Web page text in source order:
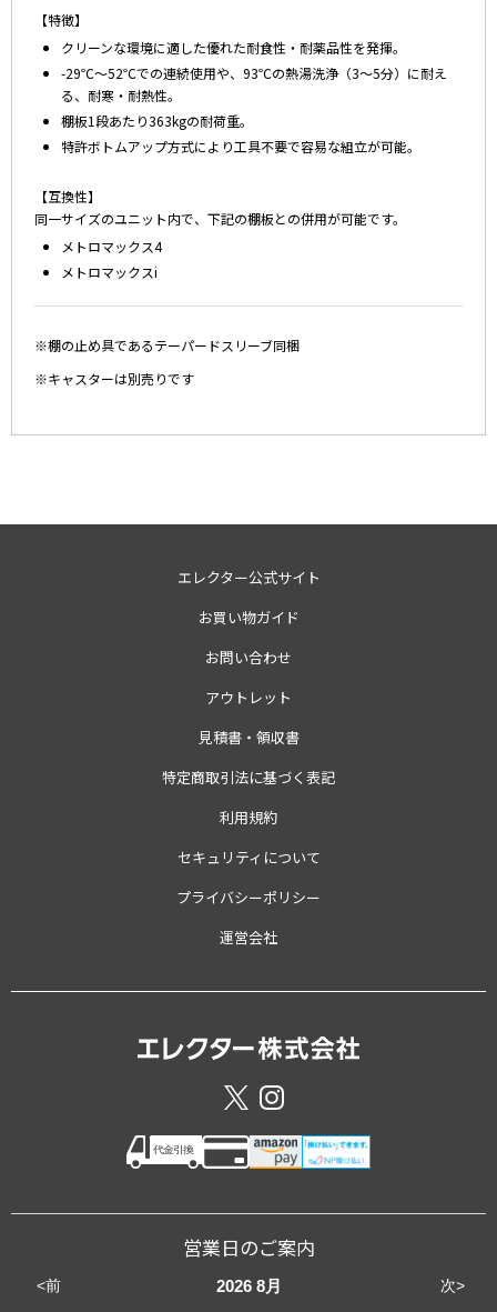
【特徴】
クリーンな環境に適した優れた耐食性・耐薬品性を発揮。
-29℃～52℃での連続使用や、93℃の熱湯洗浄（3～5分）に耐え
る、耐寒・耐熱性。
棚板1段あたり363kgの耐荷重。
特許ボトムアップ方式により工具不要で容易な組立が可能。
【互換性】
同一サイズのユニット内で、下記の棚板との併用が可能です。
メトロマックス4
メトロマックスi
※棚の止め具であるテーパードスリーブ同梱
※キャスターは別売りです
エレクター公式サイト
お買い物ガイド
お問い合わせ
アウトレット
見積書・領収書
特定商取引法に基づく表記
利用規約
セキュリティについて
プライバシーポリシー
運営会社
営業日のご案内
<前 次>
2026 8月